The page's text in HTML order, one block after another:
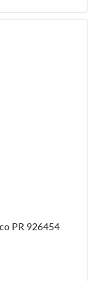
PR 926454